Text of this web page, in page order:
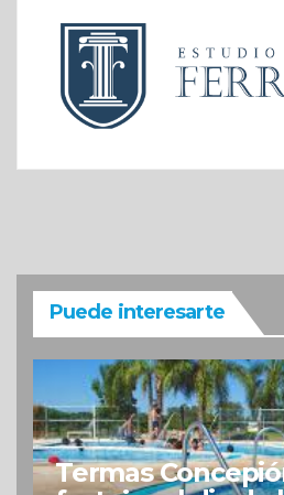
Puede interesarte
Termas